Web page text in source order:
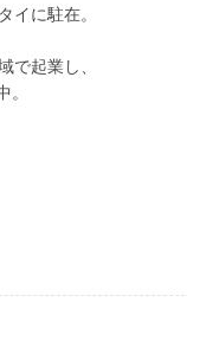
イに駐在。
で起業し、